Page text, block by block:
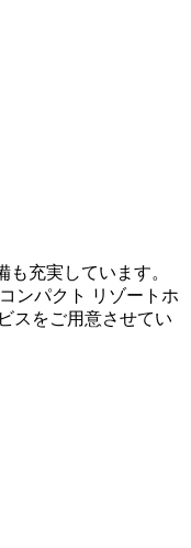
充実しています。
ンパクト リゾートホ
スをご用意させてい